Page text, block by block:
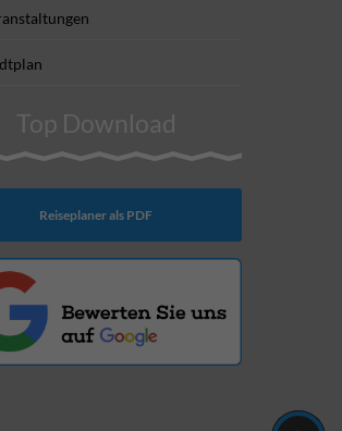
Top Download
Reiseplaner als PDF